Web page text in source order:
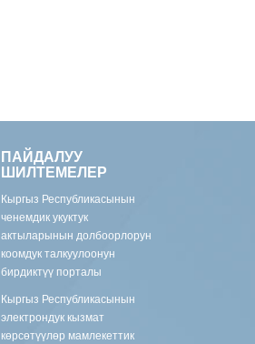
ПАЙДАЛУУ
ШИЛТЕМЕЛЕР
Кыргыз Республикасынын
ченемдик укуктук
актыларынын долбоорлорун
коомдук талкуулоонун
бирдиктүү порталы
Кыргыз Республикасынын
электрондук кызмат
көрсөтүүлөр мамлекеттик